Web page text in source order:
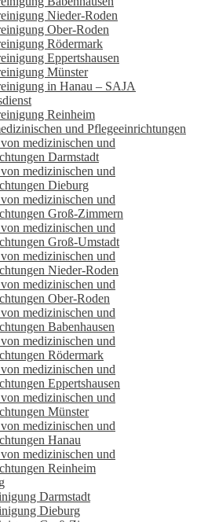
Nieder-Roden
Ober-Roden
Rödermark
Eppertshausen
Münster
in Hanau – SAJA
Reinheim
und Pflegeeinrichtungen
medizinischen und
Darmstadt
medizinischen und
Dieburg
medizinischen und
Groß-Zimmern
medizinischen und
Groß-Umstadt
medizinischen und
Nieder-Roden
medizinischen und
Ober-Roden
medizinischen und
Babenhausen
medizinischen und
Rödermark
medizinischen und
Eppertshausen
medizinischen und
Münster
medizinischen und
Hanau
medizinischen und
Reinheim
Darmstadt
Dieburg